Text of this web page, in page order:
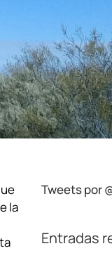
la
Tweets por
Entradas